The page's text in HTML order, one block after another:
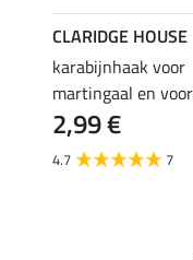
CLARIDGE HOUSE
karabijnhaak voor
martingaal en
2,99 €
4.7 7